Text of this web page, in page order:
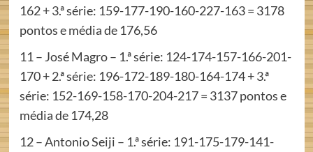
162 + 3.ª série: 159-177-190-160-227-163 = 3178
pontos e média de 176,56
11 – José Magro – 1.ª série: 124-174-157-166-201-
170 + 2.ª série: 196-172-189-180-164-174 + 3.ª
série: 152-169-158-170-204-217 = 3137 pontos e
média de 174,28
12 – Antonio Seiji – 1.ª série: 191-175-179-141-